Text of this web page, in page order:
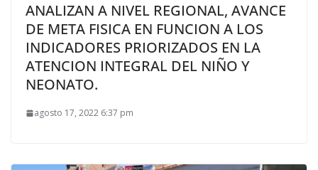
ANALIZAN A NIVEL REGIONAL, AVANCE
DE META FISICA EN FUNCION A LOS
INDICADORES PRIORIZADOS EN LA
ATENCION INTEGRAL DEL NIÑO Y
NEONATO.
agosto 17, 2022 6:37 pm